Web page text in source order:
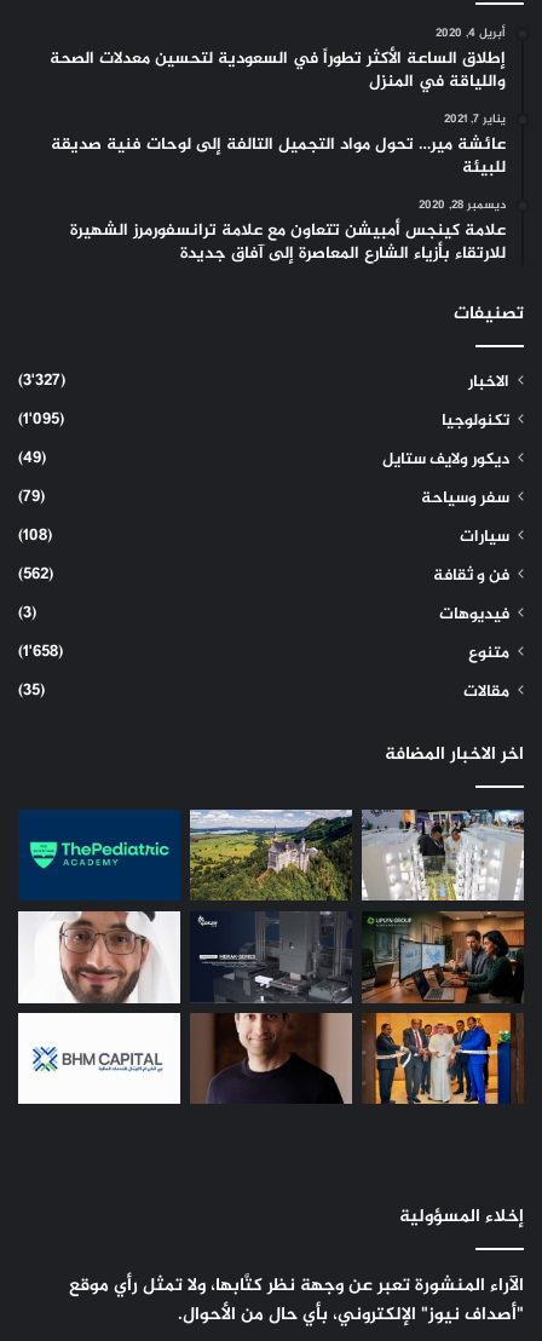
أبريل 4, 2020
إطلاق الساعة الأكثر تطوراً في السعودية لتحسين معدلات الصحة
واللياقة في المنزل
يناير 7, 2021
عائشة مير… تحول مواد التجميل التالفة إلى لوحات فنية صديقة
للبيئة
ديسمبر 28, 2020
علامة كينجس أمبيشن تتعاون مع علامة ترانسفورمرز الشهيرة
للارتقاء بأزياء الشارع المعاصرة إلى آفاق جديدة
تصنيفات
الاخبار
(3٬327)
تكنولوجيا
(1٬095)
ديكور ولايف ستايل
(49)
سفر وسياحة
(79)
سيارات
(108)
فن و ثقافة
(562)
فيديوهات
(3)
متنوع
(1٬658)
مقالات
(35)
اخر الاخبار المضافة
إخلاء المسؤولية
الآراء المنشورة تعبر عن وجهة نظر كتَّابها، ولا تمثل رأي موقع
"أصداف نيوز" الإلكتروني، بأي حال من الأحوال.